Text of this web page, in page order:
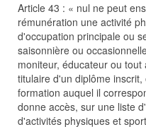
Article 43 : « nul ne peut
rémunération une activité
d'occupation principale ou
saisonnière ou
moniteur, éducateur ou
titulaire d'un diplôme
formation auquel il
donne accès, sur une liste
d'activités physiques et